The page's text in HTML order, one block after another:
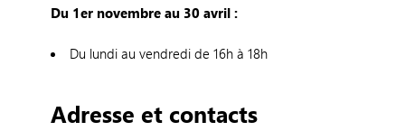
Du 1er novembre au 30 avril :
Du lundi au vendredi de 16h à 18h
Adresse et contacts